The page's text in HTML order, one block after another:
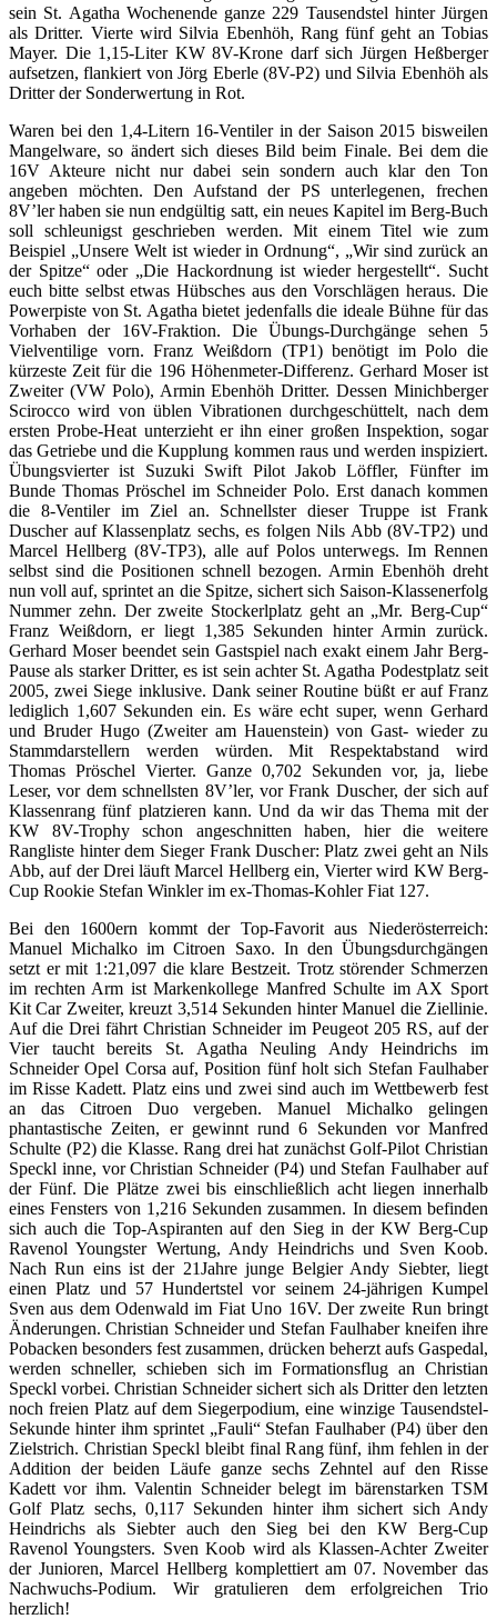
sein St. Agatha Wochenende ganze 229 Tausendstel hinter Jürgen
als Dritter. Vierte wird Silvia Ebenhöh, Rang fünf geht an Tobias
Mayer. Die 1,15-Liter KW 8V-Krone darf sich Jürgen Heßberger
aufsetzen, flankiert von Jörg Eberle (8V-P2) und Silvia Ebenhöh als
Dritter der Sonderwertung in Rot.
Waren bei den 1,4-Litern 16-Ventiler in der Saison 2015 bisweilen
Mangelware, so ändert sich dieses Bild beim Finale. Bei dem die
16V Akteure nicht nur dabei sein sondern auch klar den Ton
angeben möchten. Den Aufstand der PS unterlegenen, frechen
8V’ler haben sie nun endgültig satt, ein neues Kapitel im Berg-Buch
soll schleunigst geschrieben werden. Mit einem Titel wie zum
Beispiel „Unsere Welt ist wieder in Ordnung“, „Wir sind zurück an
der Spitze“ oder „Die Hackordnung ist wieder hergestellt“. Sucht
euch bitte selbst etwas Hübsches aus den Vorschlägen heraus. Die
Powerpiste von St. Agatha bietet jedenfalls die ideale Bühne für das
Vorhaben der 16V-Fraktion. Die Übungs-Durchgänge sehen 5
Vielventilige vorn. Franz Weißdorn (TP1) benötigt im Polo die
kürzeste Zeit für die 196 Höhenmeter-Differenz. Gerhard Moser ist
Zweiter (VW Polo), Armin Ebenhöh Dritter. Dessen Minichberger
Scirocco wird von üblen Vibrationen durchgeschüttelt, nach dem
ersten Probe-Heat unterzieht er ihn einer großen Inspektion, sogar
das Getriebe und die Kupplung kommen raus und werden inspiziert.
Übungsvierter ist Suzuki Swift Pilot Jakob Löffler, Fünfter im
Bunde Thomas Pröschel im Schneider Polo. Erst danach kommen
die 8-Ventiler im Ziel an. Schnellster dieser Truppe ist Frank
Duscher auf Klassenplatz sechs, es folgen Nils Abb (8V-TP2) und
Marcel Hellberg (8V-TP3), alle auf Polos unterwegs. Im Rennen
selbst sind die Positionen schnell bezogen. Armin Ebenhöh dreht
nun voll auf, sprintet an die Spitze, sichert sich Saison-Klassenerfolg
Nummer zehn. Der zweite Stockerlplatz geht an „Mr. Berg-Cup“
Franz Weißdorn, er liegt 1,385 Sekunden hinter Armin zurück.
Gerhard Moser beendet sein Gastspiel nach exakt einem Jahr Berg-
Pause als starker Dritter, es ist sein achter St. Agatha Podestplatz seit
2005, zwei Siege inklusive. Dank seiner Routine büßt er auf Franz
lediglich 1,607 Sekunden ein. Es wäre echt super, wenn Gerhard
und Bruder Hugo (Zweiter am Hauenstein) von Gast- wieder zu
Stammdarstellern werden würden. Mit Respektabstand wird
Thomas Pröschel Vierter. Ganze 0,702 Sekunden vor, ja, liebe
Leser, vor dem schnellsten 8V’ler, vor Frank Duscher, der sich auf
Klassenrang fünf platzieren kann. Und da wir das Thema mit der
KW 8V-Trophy schon angeschnitten haben, hier die weitere
Rangliste hinter dem Sieger Frank Duscher: Platz zwei geht an Nils
Abb, auf der Drei läuft Marcel Hellberg ein, Vierter wird KW Berg-
Cup Rookie Stefan Winkler im ex-Thomas-Kohler Fiat 127.
Bei den 1600ern kommt der Top-Favorit aus Niederösterreich:
Manuel Michalko im Citroen Saxo. In den Übungsdurchgängen
setzt er mit 1:21,097 die klare Bestzeit. Trotz störender Schmerzen
im rechten Arm ist Markenkollege Manfred Schulte im AX Sport
Kit Car Zweiter, kreuzt 3,514 Sekunden hinter Manuel die Ziellinie.
Auf die Drei fährt Christian Schneider im Peugeot 205 RS, auf der
Vier taucht bereits St. Agatha Neuling Andy Heindrichs im
Schneider Opel Corsa auf, Position fünf holt sich Stefan Faulhaber
im Risse Kadett. Platz eins und zwei sind auch im Wettbewerb fest
an das Citroen Duo vergeben. Manuel Michalko gelingen
phantastische Zeiten, er gewinnt rund 6 Sekunden vor Manfred
Schulte (P2) die Klasse. Rang drei hat zunächst Golf-Pilot Christian
Speckl inne, vor Christian Schneider (P4) und Stefan Faulhaber auf
der Fünf. Die Plätze zwei bis einschließlich acht liegen innerhalb
eines Fensters von 1,216 Sekunden zusammen. In diesem befinden
sich auch die Top-Aspiranten auf den Sieg in der KW Berg-Cup
Ravenol Youngster Wertung, Andy Heindrichs und Sven Koob.
Nach Run eins ist der 21Jahre junge Belgier Andy Siebter, liegt
einen Platz und 57 Hundertstel vor seinem 24-jährigen Kumpel
Sven aus dem Odenwald im Fiat Uno 16V. Der zweite Run bringt
Änderungen. Christian Schneider und Stefan Faulhaber kneifen ihre
Pobacken besonders fest zusammen, drücken beherzt aufs Gaspedal,
werden schneller, schieben sich im Formationsflug an Christian
Speckl vorbei. Christian Schneider sichert sich als Dritter den letzten
noch freien Platz auf dem Siegerpodium, eine winzige Tausendstel-
Sekunde hinter ihm sprintet „Fauli“ Stefan Faulhaber (P4) über den
Zielstrich. Christian Speckl bleibt final Rang fünf, ihm fehlen in der
Addition der beiden Läufe ganze sechs Zehntel auf den Risse
Kadett vor ihm. Valentin Schneider belegt im bärenstarken TSM
Golf Platz sechs, 0,117 Sekunden hinter ihm sichert sich Andy
Heindrichs als Siebter auch den Sieg bei den KW Berg-Cup
Ravenol Youngsters. Sven Koob wird als Klassen-Achter Zweiter
der Junioren, Marcel Hellberg komplettiert am 07. November das
Nachwuchs-Podium. Wir gratulieren dem erfolgreichen Trio
herzlich!